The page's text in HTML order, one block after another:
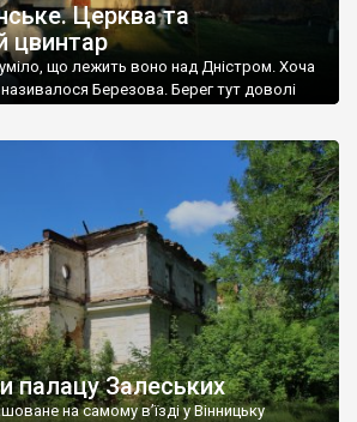
Церква та
цвинтар
що лежить воно над Дністром. Хоча
Березова. Берег тут доволі
від більшості навколишніх
Михайлівська церква. Точної дати […]
палацу Залеських
на самому в’їзді у Вінницьку